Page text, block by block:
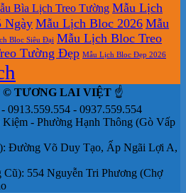
Bìa Lịch Treo Tường Mẫu Lịch
Ngày Mẫu Lịch Bloc 2026 Mẫu
Bloc Siêu Đại Mẫu Lịch Bloc Treo
Tường Đẹp Mẫu Lịch Bloc Đẹp 2026
© TƯƠNG LAI VIỆT ☝️
0913.559.554 - 0937.559.554
- Phường Hạnh Thông (Gò Vấp
Đường Võ Duy Tạo, Ấp Ngãi Lợi A,
554 Nguyễn Tri Phương (Chợ